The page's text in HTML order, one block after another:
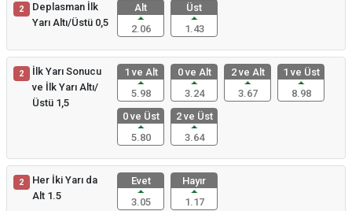
2
Deplasman İlk
Yarı Altı/Üstü 0,5
Alt
2.06
Üst
1.43
2
İlk Yarı Sonucu
ve İlk Yarı Altı/
Üstü 1,5
1 ve Alt
5.98
0 ve Alt
3.24
2 ve Alt
3.67
1 ve Üst
8.98
0 ve Üst
5.80
2 ve Üst
3.64
2
Her İki Yarı da
Alt 1.5
Evet
3.05
Hayır
1.17